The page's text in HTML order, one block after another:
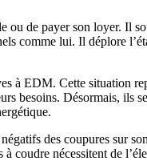
ou de payer son loyer. Il
comme lui. Il déplore
à EDM. Cette situation
besoins. Désormais, ils
des coupures sur
coudre nécessitent de